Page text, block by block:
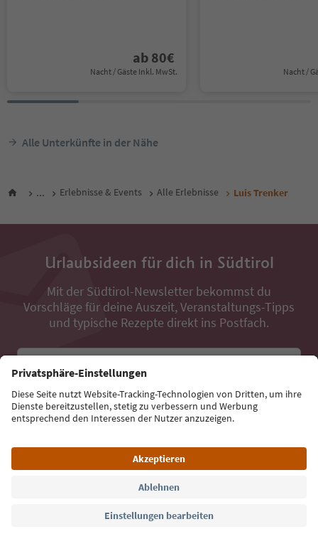
ab 80€
Nacht / Gäste Inkl. MwSt. Nacht /
Alle Unterkünfte in der Nähe
... Erlebnisse & Events Alle Erlebnisse Luis Trenker
Urlaubsideen für dich in Südtirol
Mit der Südtirol-Newsletter bekommst du
Vorschläge für deine Auszeit, Veranstaltungs-Tipps
und typische Rezepte direkt ins Postfach.
Jetzt anmelden